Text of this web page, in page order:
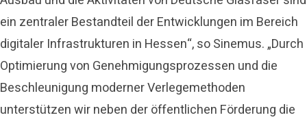
ein zentraler Bestandteil der Entwicklungen im Bereich
digitaler Infrastrukturen in Hessen“, so Sinemus. „Durch
Optimierung von Genehmigungsprozessen und die
Beschleunigung moderner Verlegemethoden
unterstützen wir neben der öffentlichen Förderung die